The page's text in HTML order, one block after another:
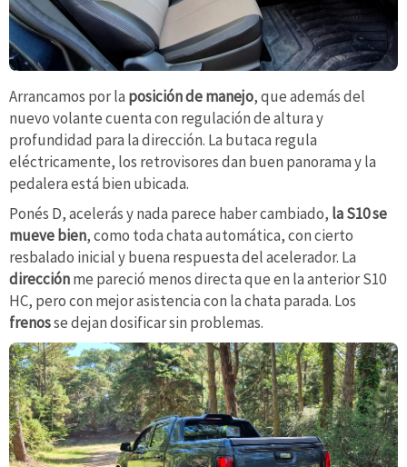
Arrancamos por la posición de manejo, que además del
nuevo volante cuenta con regulación de altura y
profundidad para la dirección. La butaca regula
eléctricamente, los retrovisores dan buen panorama y la
pedalera está bien ubicada.
Ponés D, acelerás y nada parece haber cambiado, la S10 se
mueve bien, como toda chata automática, con cierto
resbalado inicial y buena respuesta del acelerador. La
direcciónme pareció menos directa que en la anterior S10
HC, pero con mejor asistencia con la chata parada. Los
frenosse dejan dosificar sin problemas.